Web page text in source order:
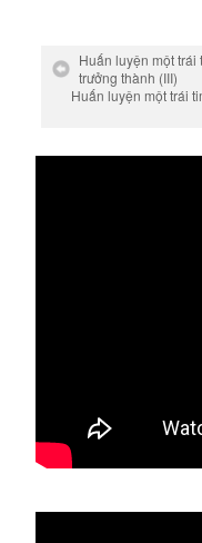
Huấn luyện một
trưởng thành (III)
Huấn luyện một trái